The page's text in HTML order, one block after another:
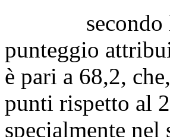
secondo le
punteggio
è pari a 68,2,
punti rispetto al
specialmente